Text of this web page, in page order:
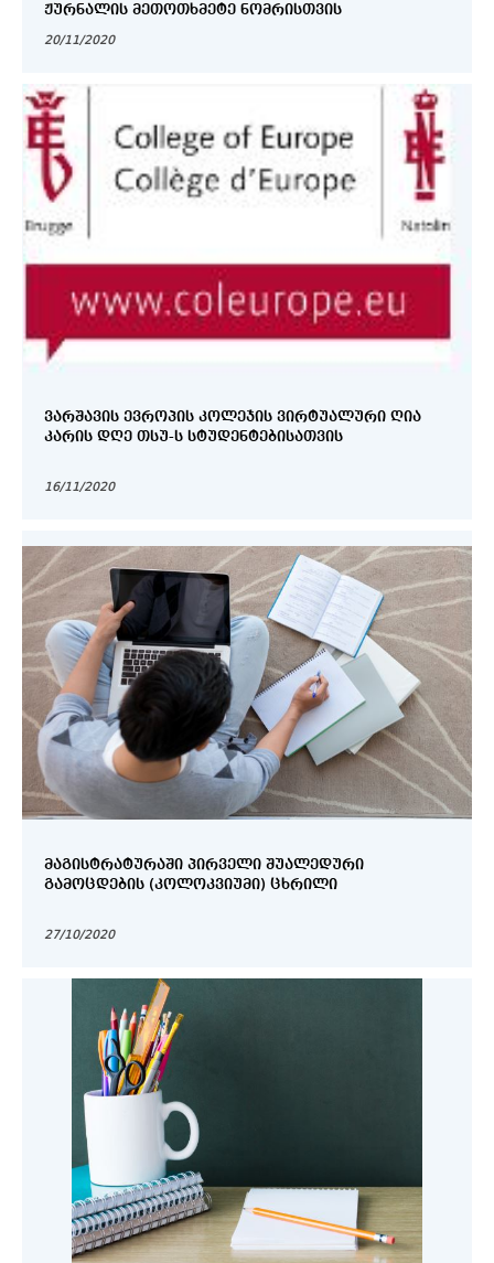
ᲟᲣᲠᲜᲐᲚᲘᲡ ᲛᲔᲗᲝᲗᲮᲛᲔᲢᲔ ᲜᲝᲛᲠᲘᲡᲗᲕᲘᲡ
20/11/2020
ᲕᲐᲠᲨᲐᲕᲘᲡ ᲔᲕᲠᲝᲞᲘᲡ ᲙᲝᲚᲔᲯᲘᲡ ᲕᲘᲠᲢᲣᲐᲚᲣᲠᲘ ᲦᲘᲐ
ᲙᲐᲠᲘᲡ ᲓᲦᲔ ᲗᲡᲣ-Ს ᲡᲢᲣᲓᲔᲜᲢᲔᲑᲘᲡᲐᲗᲕᲘᲡ
16/11/2020
ᲛᲐᲒᲘᲡᲢᲠᲐᲢᲣᲠᲐᲨᲘ ᲞᲘᲠᲕᲔᲚᲘ ᲨᲣᲐᲚᲔᲓᲣᲠᲘ
ᲒᲐᲛᲝᲪᲓᲔᲑᲘᲡ (ᲙᲝᲚᲝᲙᲕᲘᲣᲛᲘ) ᲪᲮᲠᲘᲚᲘ
27/10/2020